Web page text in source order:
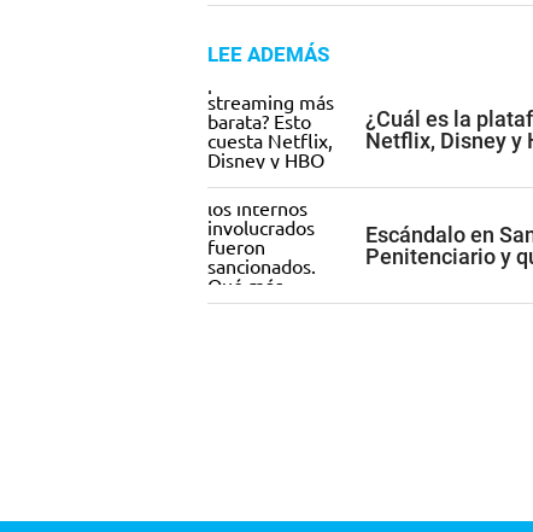
LEE ADEMÁS
¿Cuál es la
Netflix, Disney y
Escándalo en
Penitenciario y